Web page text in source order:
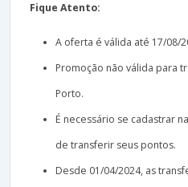
Fique Atento:
A oferta é válida até 17/08/
Promoção não válida para
Porto.
É necessário se cadastrar
de transferir seus pontos.
Desde 01/04/2024, as